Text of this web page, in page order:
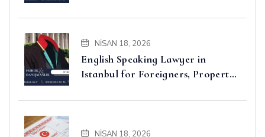
NISAN 18, 2026
English Speaking Lawyer in
Istanbul for Foreigners, Property,
NISAN 18, 2026